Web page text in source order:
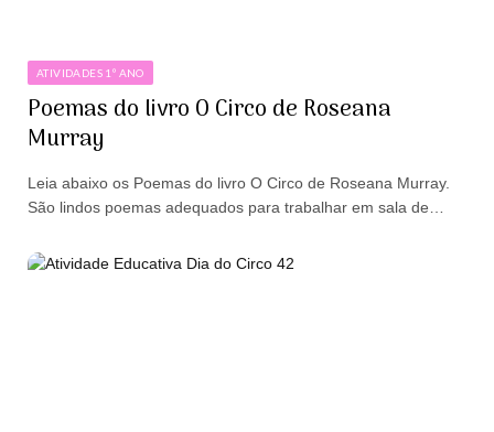
ATIVIDADES 1º ANO
Poemas do livro O Circo de Roseana
Murray
Leia abaixo os Poemas do livro O Circo de Roseana Murray.
São lindos poemas adequados para trabalhar em sala de…